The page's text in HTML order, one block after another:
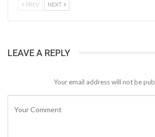
PREV NEXT
LEAVE A REPLY
Your email address will not be